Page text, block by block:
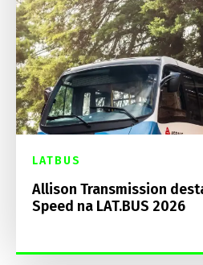
LATBUS
Allison Transmission
Speed na LAT.BUS 2026